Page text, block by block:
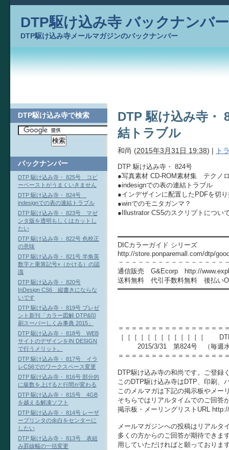
DTP駆け込み寺 バックナンバー
DTP駆け込み寺メールマガジンのバックナンバー
DTP 駆け込み寺
結トラブル
和尚 (2015年3月31日 19:38) | ト
DTP 駆け込み寺・ 824号
●写真素材 CD-ROM素材集 テクノ
●indesignでの表の連結トラブル
●インデザインに配置したPDFを切
●winでのモニタガンマ？
●Illustrator CS5のスクリプトについ
DICカラーガイド シリーズ
http://store.ponparemall.com/dtp/
－－－－－－－－－－－－－－－－
通信販売 G&Ecorp http://
送料無料 代引手数料無料 後払い
＝＝＝＝＝＝＝＝＝＝＝＝＝＝＝＝
［［［［［［［［［［［［［
2015/3/31 第824号 （毎週
＝＝＝＝＝＝＝＝＝＝＝＝＝＝＝＝
DTP駆け込み寺の和尚です。ご登録
このDTP駆け込み寺はDTP、印刷、
このメルマガは下記の掲示板やメー
そちらではリアルタイムでのご回答
掲示板・メーリングリストURL
メールマガジンへの投稿はリアルタ
多くの方からのご回答が期待できま
用していただければと願っておりま
DTP駆け込み寺で検索
バックナンバー
DTP 駆け込み寺・ 825号 コピ
ーペーストがうまくいきません
DTP 駆け込み寺・ 824号
indesignでの表の連結トラブル
DTP 駆け込み寺・ 823号 マゼ
ンタ版を透明もしくはカットし
たい
DTP 駆け込み寺・ 822号 色校正
の意味
DTP 駆け込み寺・ 821号 半角英
数字と乗算記号×（かける）の認
識
DTP 駆け込み寺・ 820号
InDesign CS6 縦書きにならな
いです
DTP 駆け込み寺・ 819号 プレゼ
ント新刊「カラー図解 DTP&印
刷スーパーしくみ事典 2015」
DTP 駆け込み寺・ 818号 WEB
サイトのデザインをIN DESIGN
で行うメリット。
DTP 駆け込み寺・ 817号 イラ
レCS6でのワークスペース変更
DTP 駆け込み寺・ 816号 部分的
に級数を上げると行間が変わる
DTP 駆け込み寺・ 815号 4GB
を越える解凍ソフト
DTP 駆け込み寺・ 814号 レーザ
ープリンタの余白をセンターに
したい
DTP 駆け込み寺・ 813号 表組
み罫線幅の一括変更